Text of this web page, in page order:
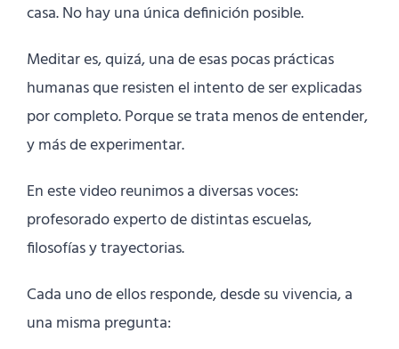
casa. No hay una única definición posible.
Meditar es, quizá, una de esas pocas prácticas
humanas que resisten el intento de ser explicadas
por completo. Porque se trata menos de entender,
y más de experimentar.
En este video reunimos a diversas voces:
profesorado experto de distintas escuelas,
filosofías y trayectorias.
Cada uno de ellos responde, desde su vivencia, a
una misma pregunta: